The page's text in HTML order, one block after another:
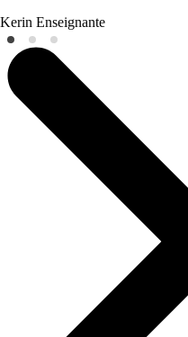
Kerin Enseignante